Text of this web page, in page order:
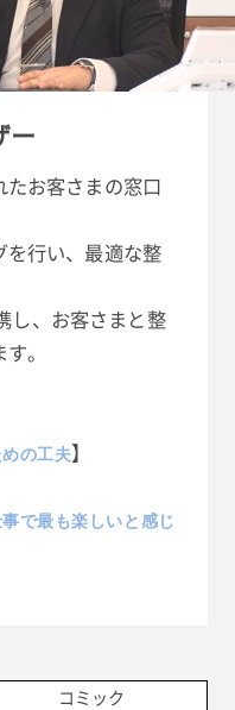
ー
お客さまの窓口
を行い、最適な整
し、お客さまと整
。
の工夫】
で最も楽しいと感じ
コミック